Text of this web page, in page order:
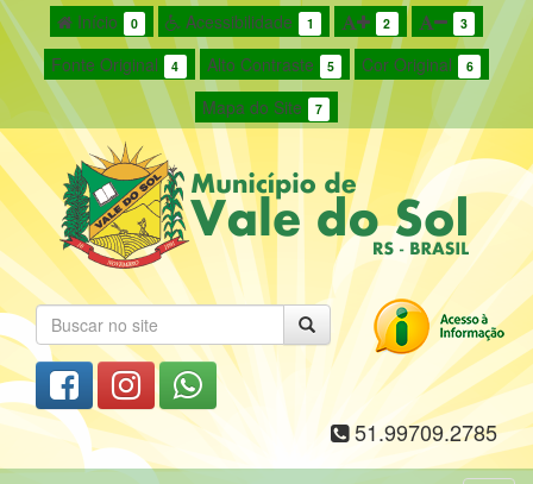
Início 0 Acessibilidade 1 2 3
Fonte Original 4 Alto Contraste 5 Cor Original 6
Mapa do Site 7
51.99709.2785